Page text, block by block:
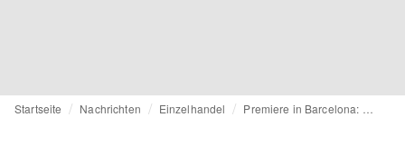
Startseite Nachrichten Einzelhandel